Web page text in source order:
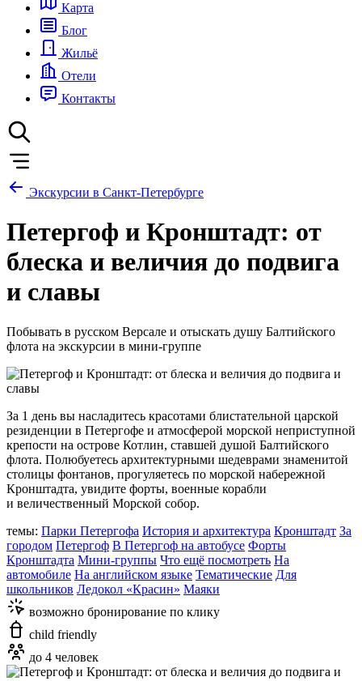
Карта
Блог
Жильё
Отели
Контакты
Экскурсии в Санкт-Петербурге
Петергоф и Кронштадт: от
блеска и величия до подвига
и славы
Побывать в русском Версале и отыскать душу Балтийского
флота на экскурсии в мини-группе
За 1 день вы насладитесь красотами блистательной царской
резиденции в Петергофе и атмосферой морской неприступной
крепости на острове Котлин, ставшей душой Балтийского
флота. Полюбуетесь архитектурными шедеврами знаменитой
столицы фонтанов, прогуляетесь по морской набережной
Кронштадта, увидите форты, военные корабли
и величественный Морской собор.
темы: Парки Петергофа История и архитектура Кронштадт За
городом Петергоф В Петергоф на автобусе Форты
Кронштадта Мини-группы Что ещё посмотреть На
автомобиле На английском языке Тематические Для
школьников Ледокол «Красин» Маяки
возможно бронирование по клику
child friendly
до 4 человек